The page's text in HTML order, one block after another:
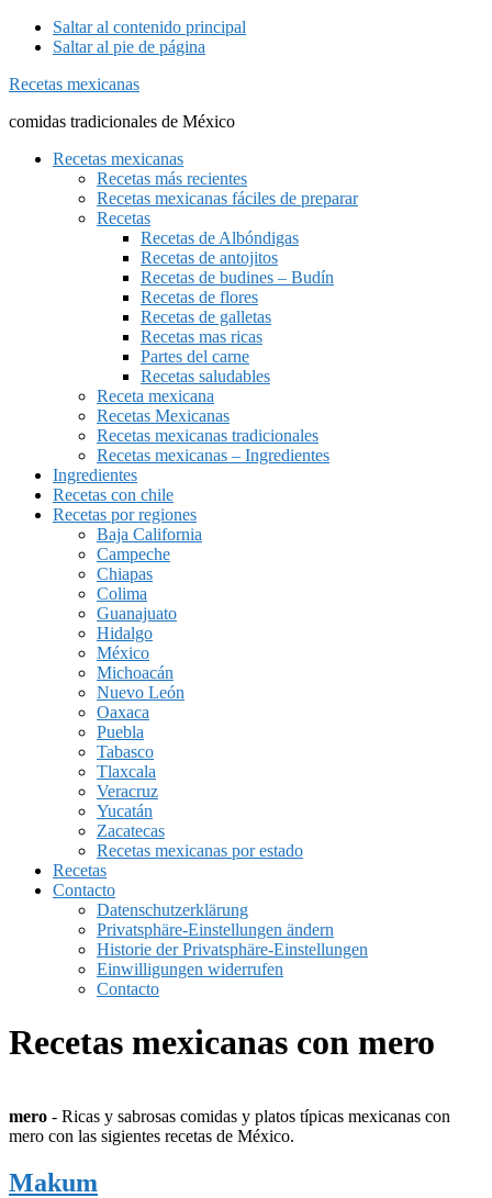
Saltar al contenido principal
Saltar al pie de página
Recetas mexicanas
comidas tradicionales de México
Recetas mexicanas
Recetas más recientes
Recetas mexicanas fáciles de preparar
Recetas
Recetas de Albóndigas
Recetas de antojitos
Recetas de budines – Budín
Recetas de flores
Recetas de galletas
Recetas mas ricas
Partes del carne
Recetas saludables
Receta mexicana
Recetas Mexicanas
Recetas mexicanas tradicionales
Recetas mexicanas – Ingredientes
Ingredientes
Recetas con chile
Recetas por regiones
Baja California
Campeche
Chiapas
Colima
Guanajuato
Hidalgo
México
Michoacán
Nuevo León
Oaxaca
Puebla
Tabasco
Tlaxcala
Veracruz
Yucatán
Zacatecas
Recetas mexicanas por estado
Recetas
Contacto
Datenschutzerklärung
Privatsphäre-Einstellungen ändern
Historie der Privatsphäre-Einstellungen
Einwilligungen widerrufen
Contacto
Recetas mexicanas con mero
mero - Ricas y sabrosas comidas y platos típicas mexicanas con
mero con las sigientes recetas de México.
Makum